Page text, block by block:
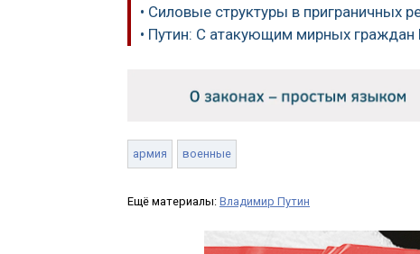
• Силовые структуры в приграничных
• Путин: С атакующим мирных граждан
армия военные
Ещё материалы: Владимир Путин